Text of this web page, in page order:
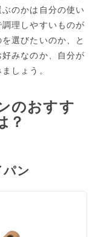
のかは自分の使い
理しやすいものが
選びたいのか、と
みなのか、自分が
しょう。
のおすす
？
パン